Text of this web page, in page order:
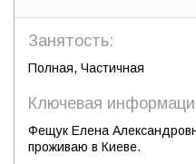
Занятость:
Полная, Частичная
Ключевая
Фещук Елена
проживаю в Киеве.